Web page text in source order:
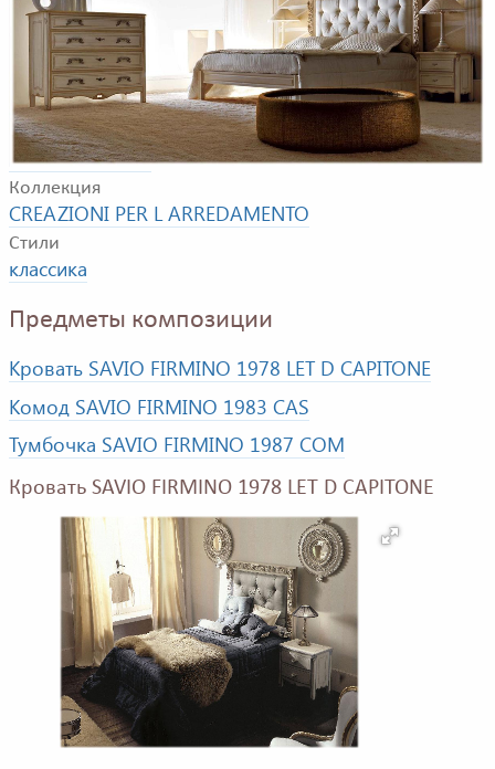
Композиция для спальной комнаты. В композицию
входят: двуспальная кровать, комод, тумбочка.
Фабрика
SAVIO FIRMINO
Коллекция
CREAZIONI PER L ARREDAMENTO
Стили
классика
Предметы композиции
Кровать SAVIO FIRMINO 1978 LET D CAPITONE
Комод SAVIO FIRMINO 1983 CAS
Тумбочка SAVIO FIRMINO 1987 COM
Кровать SAVIO FIRMINO 1978 LET D CAPITONE